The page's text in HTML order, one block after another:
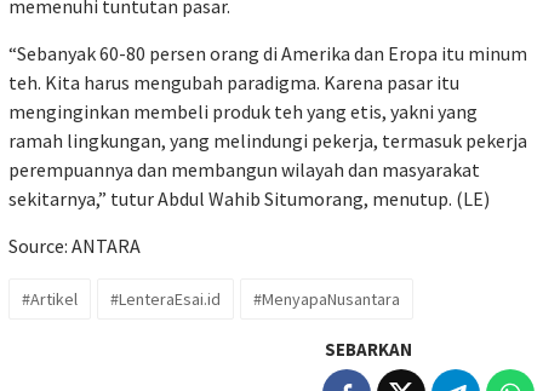
memenuhi tuntutan pasar.
“Sebanyak 60-80 persen orang di Amerika dan Eropa itu minum
teh. Kita harus mengubah paradigma. Karena pasar itu
menginginkan membeli produk teh yang etis, yakni yang
ramah lingkungan, yang melindungi pekerja, termasuk pekerja
perempuannya dan membangun wilayah dan masyarakat
sekitarnya,” tutur Abdul Wahib Situmorang, menutup. (LE)
Source: ANTARA
#Artikel #LenteraEsai.id #MenyapaNusantara
SEBARKAN